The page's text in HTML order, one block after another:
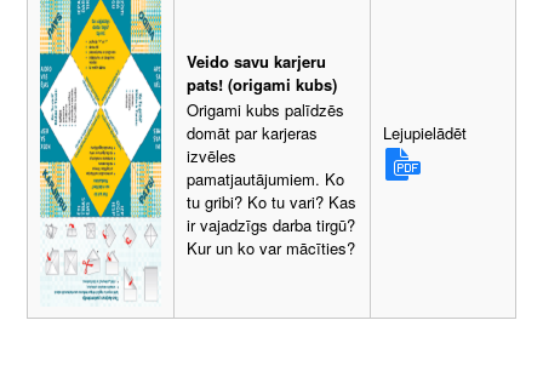
Veido savu karjeru
pats! (origami kubs)
Origami kubs palīdzēs
domāt par karjeras
izvēles
pamatjautājumiem. Ko
tu gribi? Ko tu vari? Kas
ir vajadzīgs darba tirgū?
Kur un ko var mācīties?
Lejupielādēt